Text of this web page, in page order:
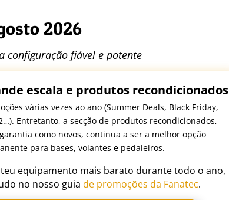
2026
configuração fiável e potente
escala e produtos recondicionados
várias vezes ao ano (Summer Deals, Black Friday,
Entretanto, a secção de produtos recondicionados,
como novos, continua a ser a melhor opção
para bases, volantes e pedaleiros.
equipamento mais barato durante todo o ano,
no nosso guiade promoções da Fanatec.